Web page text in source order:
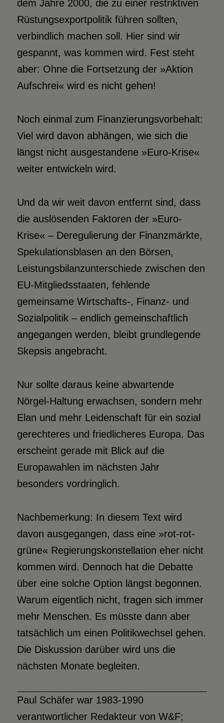
dem Jahre 2000, die zu einer restriktiven
Rüstungsexportpolitik führen sollten,
verbindlich machen soll. Hier sind wir
gespannt, was kommen wird. Fest steht
aber: Ohne die Fortsetzung der »Aktion
Aufschrei« wird es nicht gehen!
Noch einmal zum Finanzierungsvorbehalt:
Viel wird davon abhängen, wie sich die
längst nicht ausgestandene »Euro-Krise«
weiter entwickeln wird.
Und da wir weit davon entfernt sind, dass
die auslösenden Faktoren der »Euro-
Krise« – Deregulierung der Finanzmärkte,
Spekulationsblasen an den Börsen,
Leistungsbilanzunterschiede zwischen den
EU-Mitgliedsstaaten, fehlende
gemeinsame Wirtschafts-, Finanz- und
Sozialpolitik – endlich gemeinschaftlich
angegangen werden, bleibt grundlegende
Skepsis angebracht.
Nur sollte daraus keine abwartende
Nörgel-Haltung erwachsen, sondern mehr
Elan und mehr Leidenschaft für ein sozial
gerechteres und friedlicheres Europa. Das
erscheint gerade mit Blick auf die
Europawahlen im nächsten Jahr
besonders vordringlich.
Nachbemerkung: In diesem Text wird
davon ausgegangen, dass eine »rot-rot-
grüne« Regierungskonstellation eher nicht
kommen wird. Dennoch hat die Debatte
über eine solche Option längst begonnen.
Warum eigentlich nicht, fragen sich immer
mehr Menschen. Es müsste dann aber
tatsächlich um einen Politikwechsel gehen.
Die Diskussion darüber wird uns die
nächsten Monate begleiten.
Paul Schäfer war 1983-1990
verantwortlicher Redakteur von W&F;